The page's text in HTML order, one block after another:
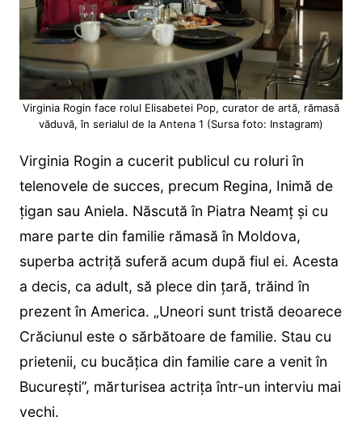
Virginia Rogin face rolul Elisabetei Pop, curator de artă, rămasă
văduvă, în serialul de la Antena 1 (Sursa foto: Instagram)
Virginia Rogin a cucerit publicul cu roluri în
telenovele de succes, precum Regina, Inimă de
țigan sau Aniela. Născută în Piatra Neamț și cu
mare parte din familie rămasă în Moldova,
superba actriță suferă acum după fiul ei. Acesta
a decis, ca adult, să plece din țară, trăind în
prezent în America. „Uneori sunt tristă deoarece
Crăciunul este o sărbătoare de familie. Stau cu
prietenii, cu bucățica din familie care a venit în
București”, mărturisea actrița într-un interviu mai
vechi.